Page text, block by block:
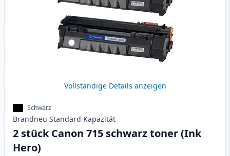
Vollständige Details anzeigen
Schwarz
Brandneu Standard Kapazität
2 stück Canon 715 schwarz toner (Ink
Hero)